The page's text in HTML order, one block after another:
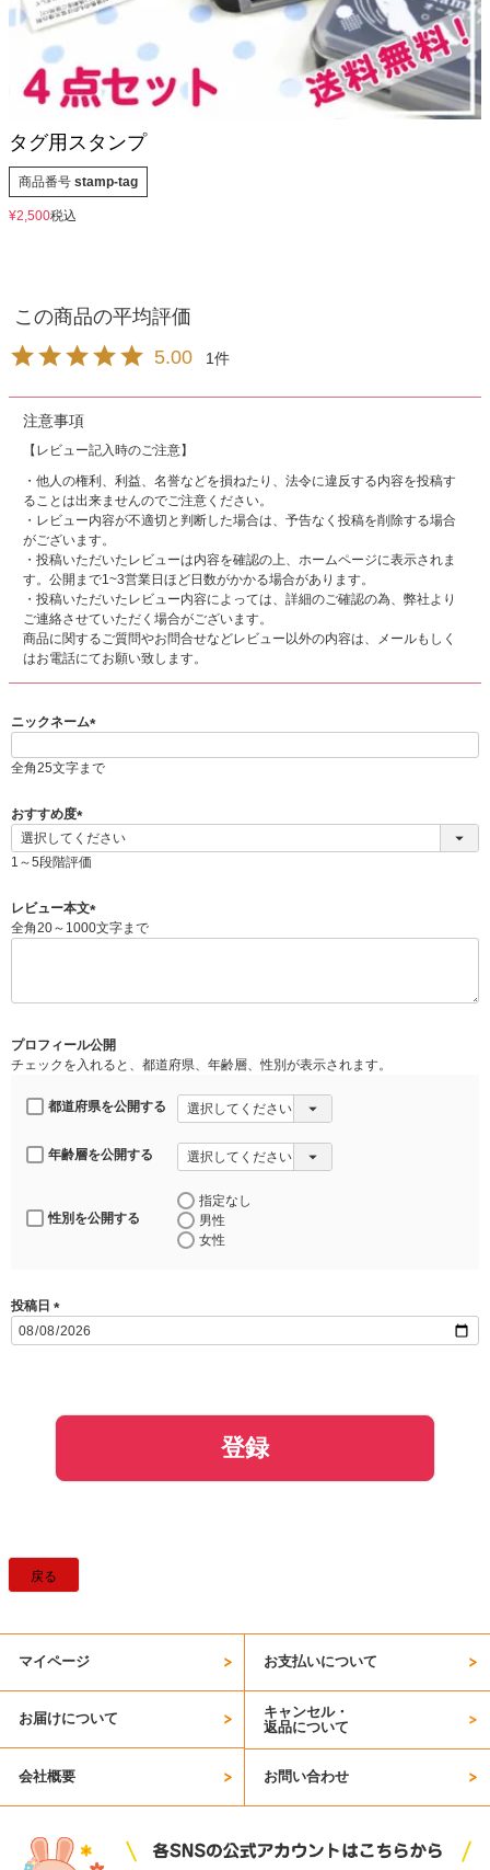
らせ
会員登録
タグ用スタンプ
商品番号 stamp-tag
¥2,500税込
5.00 1
注意事項
【レビュー記入時のご注意】
・他人の権利、利益、名誉などを損ねたり、法令に違反する内容を投稿す
ることは出来ませんのでご注意ください。
・レビュー内容が不適切と判断した場合は、予告なく投稿を削除する場合
がございます。
・投稿いただいたレビューは内容を確認の上、ホームページに表示されま
す。公開まで1~3営業日ほど日数がかかる場合があります。
・投稿いただいたレビュー内容によっては、詳細のご確認の為、弊社より
ご連絡させていただく場合がございます。
商品に関するご質問やお問合せなどレビュー以外の内容は、メールもしく
はお電話にてお願い致します。
ニックネーム
必
全角25文字まで
おすすめ度
(
必
1～5段階評価
レビュー本文
(
全角20～1000文字まで
プロフィール公開
チェックを入れると、都道府県、年齢層、性別が表示されます。
都道府県を公開する
年齢層を公開する
性別を公開する
指定なし
男性
女性
投稿日
(
必
登録
戻る
マイページ お支払いについて
お届けについて
キャンセル・
返品について
会社概要 お問い合わせ